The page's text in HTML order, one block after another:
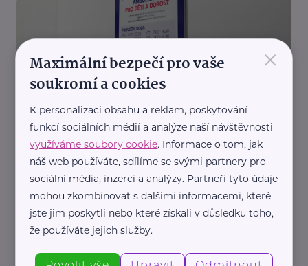
Magistrát hlavního města Prahy
V Praze se otevřela první Akutní psychiatrická
ambulance pro děti a dorost
×
Maximální bezpečí pro vaše
soukromí a cookies
K personalizaci obsahu a reklam, poskytování
funkcí sociálních médií a analýze naší návštěvnosti
využíváme soubory cookie. Informace o tom, jak
náš web používáte, sdílíme se svými partnery pro
sociální média, inzerci a analýzy. Partneři tyto údaje
mohou zkombinovat s dalšími informacemi, které
jste jim poskytli nebo které získali v důsledku toho,
že používáte jejich služby.